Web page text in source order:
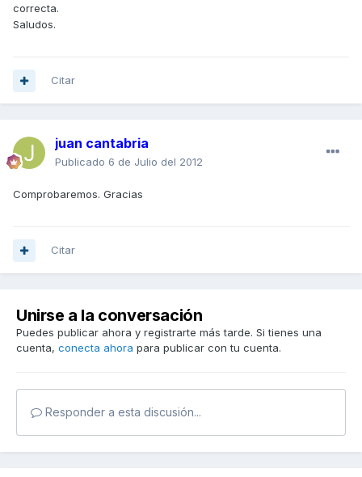
correcta.
Saludos.
Citar
juan cantabria
Publicado 6 de Julio del 2012
Comprobaremos. Gracias
Citar
Unirse a la conversación
Puedes publicar ahora y registrarte más tarde. Si tienes una
cuenta, conecta ahora para publicar con tu cuenta.
Responder a esta discusión...